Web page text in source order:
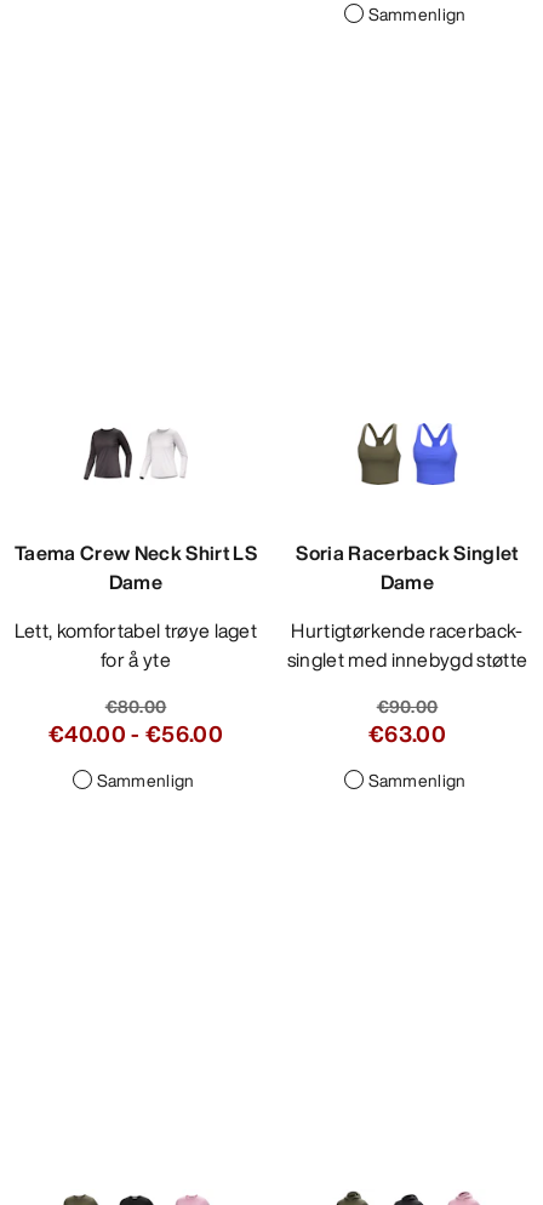
Sammenlign
Taema Crew Neck Shirt LS
Dame
Lett, komfortabel trøye laget
for å yte
€80.00
€40.00-€56.00
Sammenlign
Soria Racerback Singlet
Dame
Hurtigtørkende racerback-
singlet med innebygd støtte
€90.00
€63.00
Sammenlign